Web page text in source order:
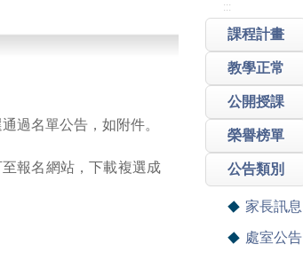
過名單公告，如附件。
報名網站，下載複選成
:::
課程計畫
教學正常
公開授課
榮譽榜單
公告類別
家長訊息
處室公告